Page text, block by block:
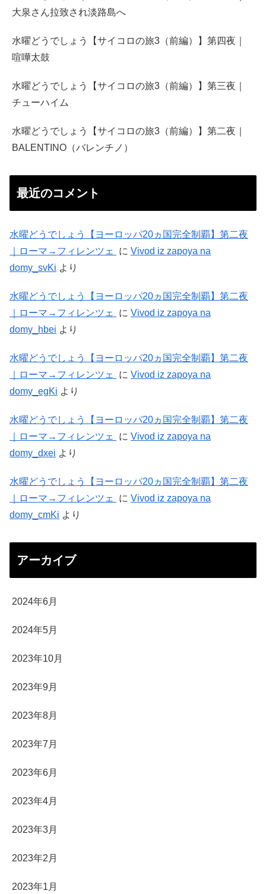
大泉さん拉致され淡路島へ
水曜どうでしょう【サイコロの旅3（前編）】第四夜｜
喧嘩太鼓
水曜どうでしょう【サイコロの旅3（前編）】第三夜｜
チューハイム
水曜どうでしょう【サイコロの旅3（前編）】第二夜｜
BALENTINO（バレンチノ）
最近のコメント
水曜どうでしょう【ヨーロッパ20ヵ国完全制覇】第二夜
｜ローマ→フィレンツェ
に Vivod iz zapoya na
domy_svKi より
水曜どうでしょう【ヨーロッパ20ヵ国完全制覇】第二夜
｜ローマ→フィレンツェ
に Vivod iz zapoya na
domy_hbei より
水曜どうでしょう【ヨーロッパ20ヵ国完全制覇】第二夜
｜ローマ→フィレンツェ
に Vivod iz zapoya na
domy_egKi より
水曜どうでしょう【ヨーロッパ20ヵ国完全制覇】第二夜
｜ローマ→フィレンツェ
に Vivod iz zapoya na
domy_dxei より
水曜どうでしょう【ヨーロッパ20ヵ国完全制覇】第二夜
｜ローマ→フィレンツェ
に Vivod iz zapoya na
domy_cmKi より
アーカイブ
2024年6月
2024年5月
2023年10月
2023年9月
2023年8月
2023年7月
2023年6月
2023年4月
2023年3月
2023年2月
2023年1月